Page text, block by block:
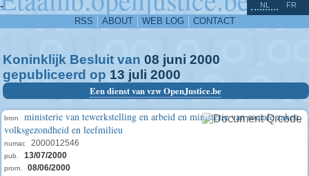
-
RSS ABOUT WEB LOG CONTACT
NL FR
Koninklijk Besluit van 08 juni 2000
gepubliceerd op 13 juli 2000
Een dienst van vzw OpenJustice.be
bron
ministerie van tewerkstelling en arbeid en ministerie van sociale zaken,
volksgezondheid en leefmilieu
numac 2000012546
pub. 13/07/2000
prom. 08/06/2000
^